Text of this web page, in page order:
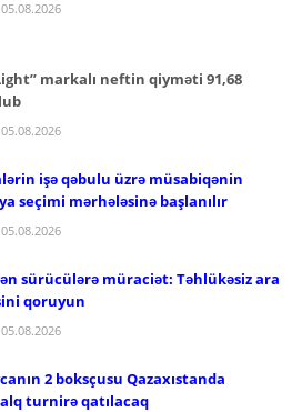
markalı neftin qiyməti 91,68
işə qəbulu üzrə müsabiqənin
seçimi mərhələsinə başlanılır
sürücülərə müraciət: Təhlükəsiz ara
qoruyun
2 boksçusu Qazaxıstanda
turnirə qatılacaq